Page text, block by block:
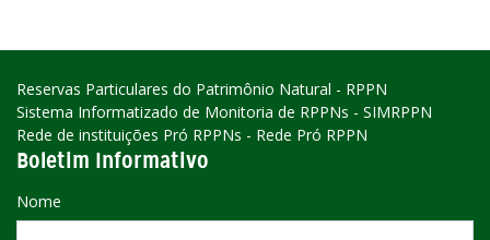
Reservas Particulares do Patrimônio Natural - RPPN
Sistema Informatizado de Monitoria de RPPNs - SIMRPPN
Rede de instituições Pró RPPNs - Rede Pró RPPN
Boletim Informativo
Nome